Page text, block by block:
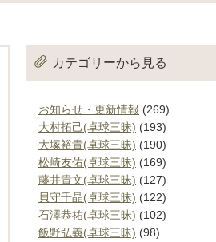
カテゴリーから見る
お知らせ・更新情報 (269)
大村拓己(卓球三昧) (193)
大塚裕貴(卓球三昧) (190)
松崎友佑(卓球三昧) (169)
藤井貴文(卓球三昧) (127)
貝守千晶(卓球三昧) (122)
石澤恭祐(卓球三昧) (102)
飯野弘義(卓球三昧) (98)